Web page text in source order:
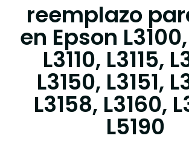
reemplazo
en Epson L3100,
L3110, L3115,
L3150, L3151,
L3158, L3160,
L5190